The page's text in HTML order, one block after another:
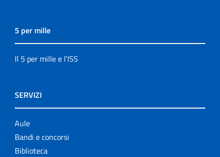
5 per mille
Il 5 per mille e l'ISS
SERVIZI
Aule
Bandi e concorsi
Biblioteca